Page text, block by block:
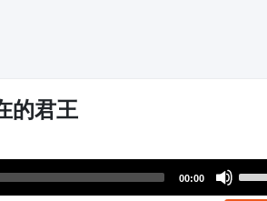
的君王
00:00